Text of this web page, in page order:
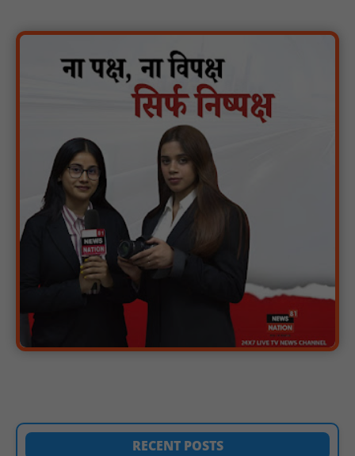
RECENT POSTS
पारस पोर्टल से होगी योजनाओं की नियमित समीक्षा, मुख्यमंत्री विष्णुदेव साय ने
दिए समयबद्ध क्रियान्वयन के निर्देश : NN81
सोलर हाई मास्ट से रोशन हो रहे वनांचल के गांव, नियद नेल्लानार ग्रामों में बढ़ी
सुरक्षा और सुविधा : NN81
सरस्वती साइकिल योजना के तहत 18 छात्राओं को साइकिल वितरण, 'एक पेड़
माँ के नाम' अभियान में हुआ वृक्षारोपण : NN81
रेजिडेंट डॉक्टरों का शांतिपूर्ण आंदोलन जारी, सभी रेजिडेंट्स का लंबित वेतन
जारी होने तक संघर्ष रहेगा : NN81
टिमरनी नगर व आसपास के ग्रामीण क्षेत्रों के स्कूल वाहन चालकों ने
तहसीलदार को सौंपा ज्ञापन, आज हड़ताल पर रहे सभी वाहन चालक : NN81
मस्तूरी जनपद पंचायत में 131 सरपंचों का प्रशिक्षण संपन्न, वीबी-जी राम-जी
अभियान के बदलावों और तकनीकी प्रबंधन की दी गई विस्तृत जानकारी :
पिड़ावा में आगामी त्योहारों को लेकर शांति समिति की बैठक आयोजित : NN81